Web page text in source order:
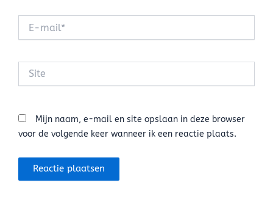
mail*
Mijn naam, e-mail en site opslaan in deze browser
voor de volgende keer wanneer ik een reactie plaats.